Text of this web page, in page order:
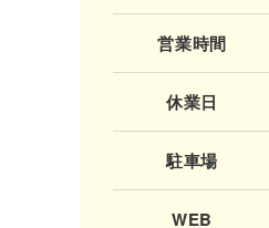
営業時間
休業日
駐車場
WEB